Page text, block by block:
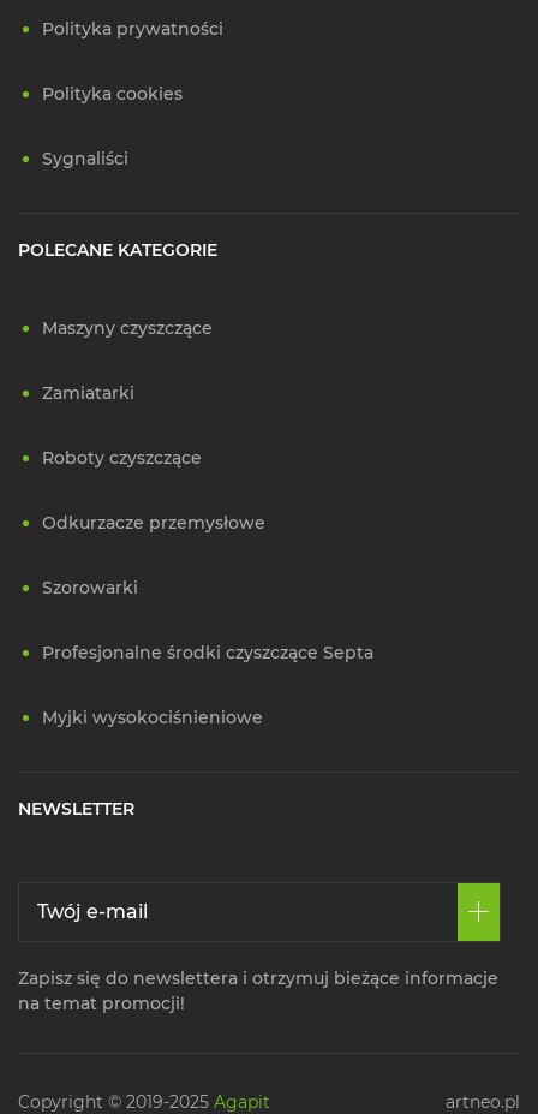
Polityka prywatności
Polityka cookies
Sygnaliści
POLECANE KATEGORIE
Maszyny czyszczące
Zamiatarki
Roboty czyszczące
Odkurzacze przemysłowe
Szorowarki
Profesjonalne środki czyszczące Septa
Myjki wysokociśnieniowe
NEWSLETTER
Zapisz się do newslettera i otrzymuj bieżące informacje
na temat promocji!
Copyright © 2019-2025 Agapit artneo.pl